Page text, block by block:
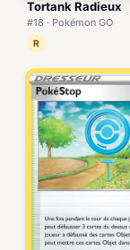
Tortank Radieux
#18 · Pokémon GO
R